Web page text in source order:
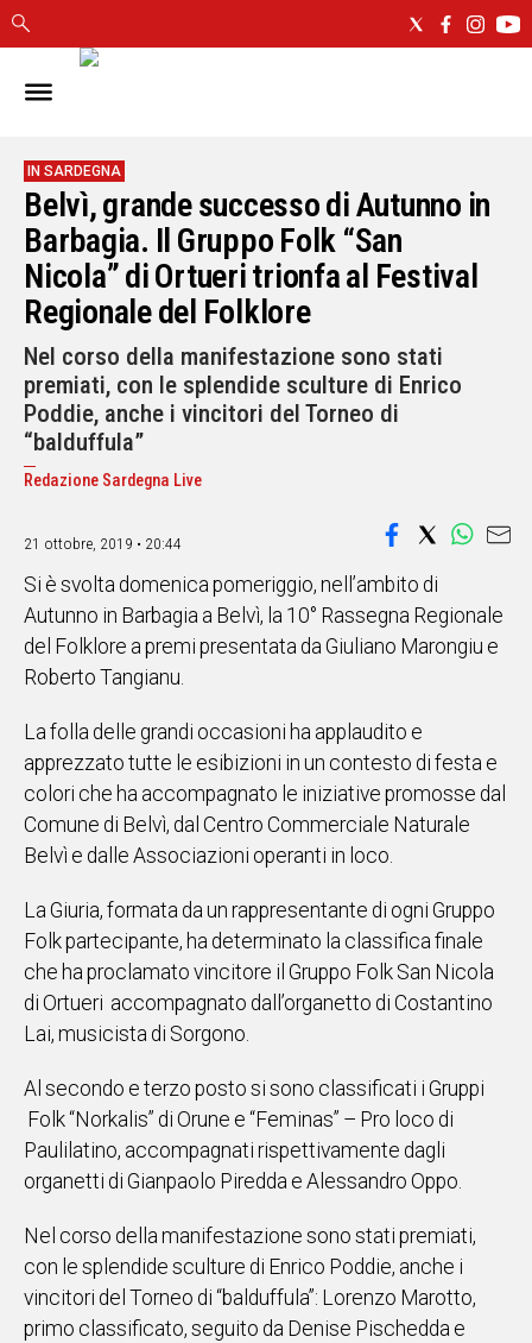
IN
CAGLIARI
SASSARI
NUORO
ORISTANO
SULCIS
GALLURA
OGLIASTRA
MEDIO
CAMPIDANO
ALTRE
NOTIZIE
POLITICA
ITALIA
NEL
MONDO
SPORT
STORIE
VIDEO
UNISCITI
AL CANALE
WHATSAPP
IN SARDEGNA
Belvì, grande successo di Autunno in
Barbagia. Il Gruppo Folk “San
Nicola” di Ortueri trionfa al Festival
Regionale del Folklore
Nel corso della manifestazione sono stati
premiati, con le splendide sculture di Enrico
Poddie, anche i vincitori del Torneo di
“balduffula”
Redazione Sardegna Live
21 ottobre, 2019 • 20:44
Si è svolta domenica pomeriggio, nell’ambito di
Autunno in Barbagia a Belvì, la 10° Rassegna Regionale
del Folklore a premi presentata da Giuliano Marongiu e
Roberto Tangianu.
La folla delle grandi occasioni ha applaudito e
apprezzato tutte le esibizioni in un contesto di festa e
colori che ha accompagnato le iniziative promosse dal
Comune di Belvì, dal Centro Commerciale Naturale
Belvì e dalle Associazioni operanti in loco.
La Giuria, formata da un rappresentante di ogni Gruppo
Folk partecipante, ha determinato la classifica finale
che ha proclamato vincitore il Gruppo Folk San Nicola
di Ortueri accompagnato dall’organetto di Costantino
Lai, musicista di Sorgono.
Al secondo e terzo posto si sono classificati i Gruppi
Folk “Norkalis” di Orune e “Feminas” – Pro loco di
Paulilatino, accompagnati rispettivamente dagli
organetti di Gianpaolo Piredda e Alessandro Oppo.
Nel corso della manifestazione sono stati premiati,
con le splendide sculture di Enrico Poddie, anche i
vincitori del Torneo di “balduffula”: Lorenzo Marotto,
primo classificato, seguito da Denise Pischedda e